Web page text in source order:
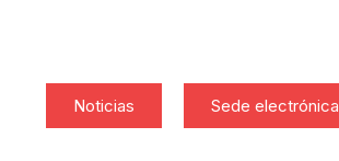
Noticias Sede electrónica